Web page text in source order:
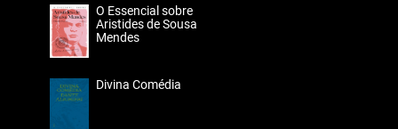
O Essencial sobre
Aristides de Sousa
Mendes
Divina Comédia